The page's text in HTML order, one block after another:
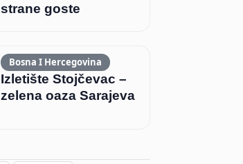
strane goste
Bosna I Hercegovina
Izletište Stojčevac –
zelena oaza Sarajeva